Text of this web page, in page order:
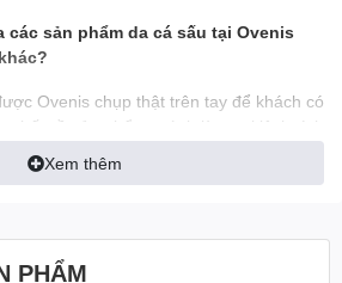
các sản phẩm da cá sấu tại Ovenis
Ovenis chụp thật trên tay để khách có
nhất về sản phẩm, tránh làm sai lệch tính
phí
Xem thêm
PHẨM